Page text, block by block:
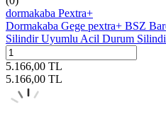
dormakaba Pextra+
Dormakaba Gege pextra+ BSZ
Silindir Uyumlu Acil Durum
5.166,00 TL
5.166,00 TL